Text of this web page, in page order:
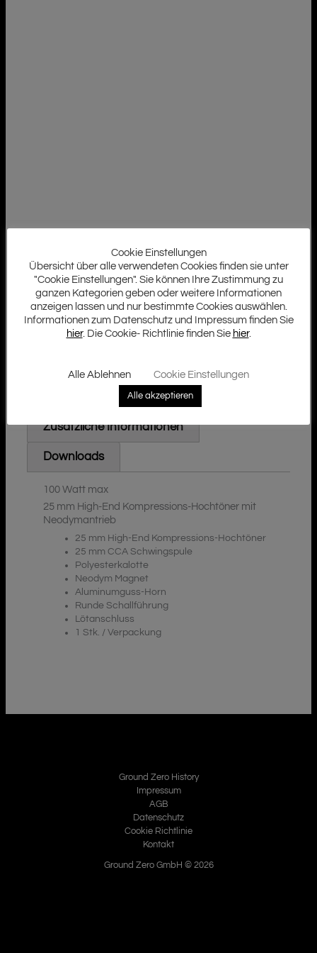
Zusätzliche Informationen
Downloads
100 Watt max
25 mm High-End Kompressions-Hochtöner mit
Neodymantrieb
25 mm High-End Kompressions-Hochtöner
25 mm CCA Schwingspule
Polyesterkalotte
Neodym Magnet
Aluminumguss-Horn
Runde Schallführung
Lötanschluss
1 Stk. / Verpackung
Ground Zero History
Impressum
AGB
Datenschutz
Cookie Richtlinie
Kontakt
Ground Zero GmbH © 2026
Cookie Einstellungen
Übersicht über alle verwendeten Cookies finden sie unter
"Cookie Einstellungen". Sie können Ihre Zustimmung zu
ganzen Kategorien geben oder weitere Informationen
anzeigen lassen und nur bestimmte Cookies auswählen.
Informationen zum Datenschutz und Impressum finden Sie
hier. Die Cookie- Richtlinie finden Sie hier.
Alle Ablehnen Cookie Einstellungen
Alle akzeptieren